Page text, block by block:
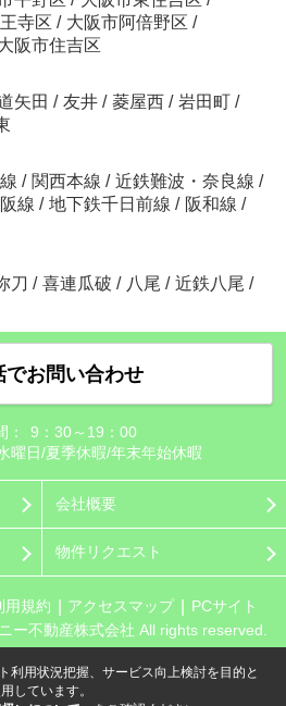
寺区 / 大阪市阿倍野区 /
阪市住吉区
矢田 / 友井 / 菱屋西 / 岩田町 /
/ 関西本線 / 近鉄難波・奈良線 /
線 / 地下鉄千日前線 / 阪和線 /
刀 / 喜連瓜破 / 八尾 / 近鉄八尾 /
でお問い合わせ
：
9：30～19：00
曜日/夏季休暇/年末年始休暇
会社概要
物件リクエスト
用規約 アクセスマップ
PCサイト
ー不動産株式会社 All rights reserved.
利用状況把握、サービス向上検討を目的と
しています。